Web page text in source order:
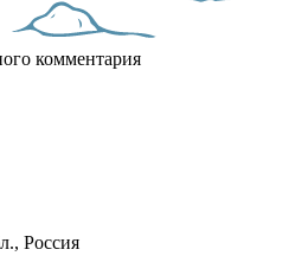
комментария
Россия